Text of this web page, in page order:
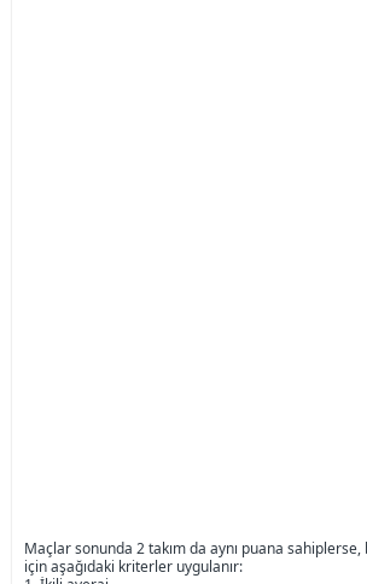
Maçlar sonunda 2 takım da aynı puana
için aşağıdaki kriterler uygulanır: